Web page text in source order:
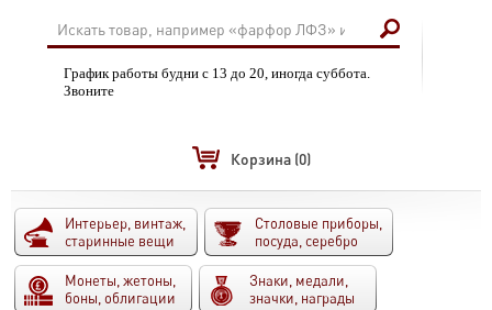
График работы будни с 13 до 20, иногда суббота.
Звоните
Корзина (0)
Интерьер, винтаж,
старинные вещи
Столовые приборы,
посуда, серебро
Монеты, жетоны,
боны, облигации
Знаки, медали,
значки, награды